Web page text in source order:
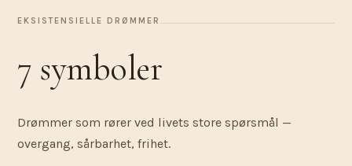
EKSISTENSIELLE DRØMMER
7 symboler
Drømmer som rører ved livets store spørsmål —
overgang, sårbarhet, frihet.